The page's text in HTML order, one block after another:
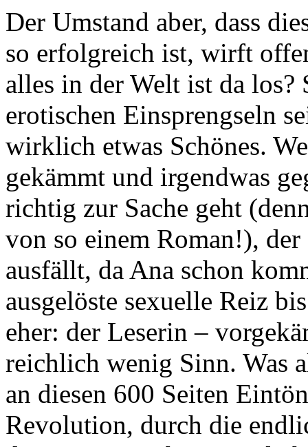
Der Umstand aber, dass
so erfolgreich ist, wirft
alles in der Welt ist da
erotischen Einsprengseln
wirklich etwas Schönes.
gekämmt und irgendwas
richtig zur Sache geht
von so einem Roman!),
ausfällt, da Ana schon
ausgelöste sexuelle Reiz
eher: der Leserin –
reichlich wenig Sinn. Was
an diesen 600 Seiten
Revolution, durch die